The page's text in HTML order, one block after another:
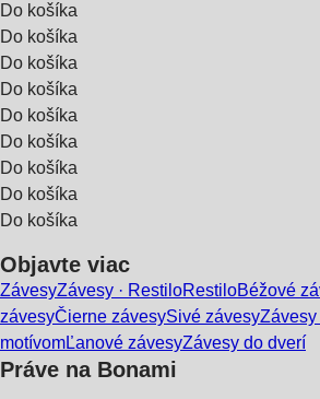
Do košíka
Do košíka
Do košíka
Do košíka
Do košíka
Do košíka
Do košíka
Do košíka
Do košíka
Objavte viac
ZávesyZávesy · RestiloRestiloBéžové
závesyČierne závesySivé závesy
motívomĽanové závesyZávesy do dverí
Práve na Bonami